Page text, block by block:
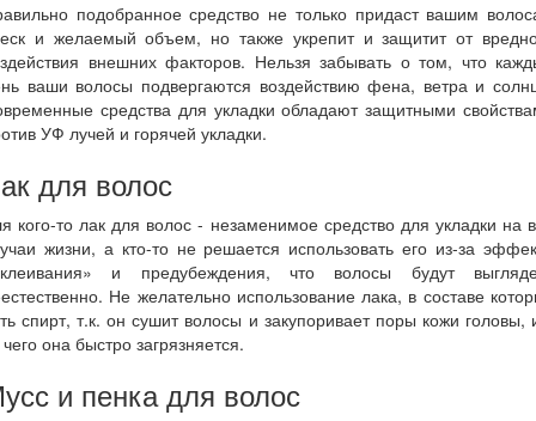
подобранное средство не только придаст вашим
и желаемый объем, но также укрепит и защитит от
внешних факторов. Нельзя забывать о том, что
ваши волосы подвергаются воздействию фена, ветра и
средства для укладки обладают защитными
УФ лучей и горячей укладки.
для волос
кого-то лак для волос - незаменимое средство для укладки на
жизни, а кто-то не решается использовать его из-за
и предубеждения, что волосы будут
Не желательно использование лака, в составе
спирт, т.к. он сушит волосы и закупоривает поры кожи головы,
чего она быстро загрязняется.
и пенка для волос